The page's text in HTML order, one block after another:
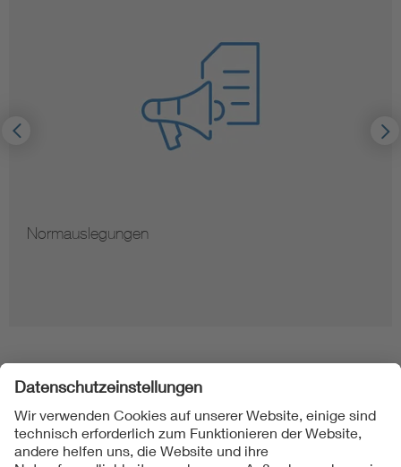
Normauslegungen
Folgen Sie uns